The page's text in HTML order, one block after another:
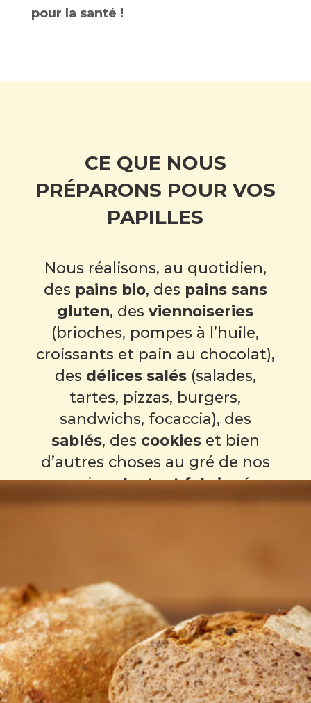
pour la santé !
CE QUE NOUS
PRÉPARONS POUR VOS
PAPILLES
Nous réalisons, au quotidien,
des pains bio, des pains sans
gluten, desviennoiseries
(brioches, pompes à l’huile,
croissants et pain au chocolat),
des délices salés(salades,
tartes, pizzas, burgers,
sandwichs, focaccia), des
sablés, des cookieset bien
d’autres choses au gré de nos
envies…Le tout fabriqué
artisanalement dans notre